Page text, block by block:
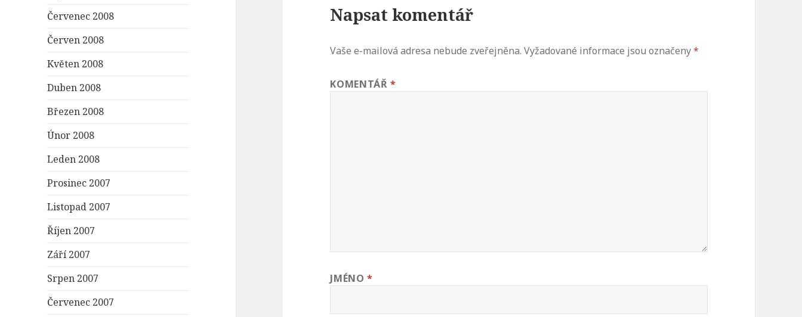
Červenec 2008
Červen 2008
Květen 2008
Duben 2008
Březen 2008
Únor 2008
Leden 2008
Prosinec 2007
Listopad 2007
Říjen 2007
Září 2007
Srpen 2007
Červenec 2007
Napsat komentář
Vaše e-mailová adresa nebude zveřejněna. Vyžadované informace jsou označeny*
KOMENTÁŘ*
JMÉNO*